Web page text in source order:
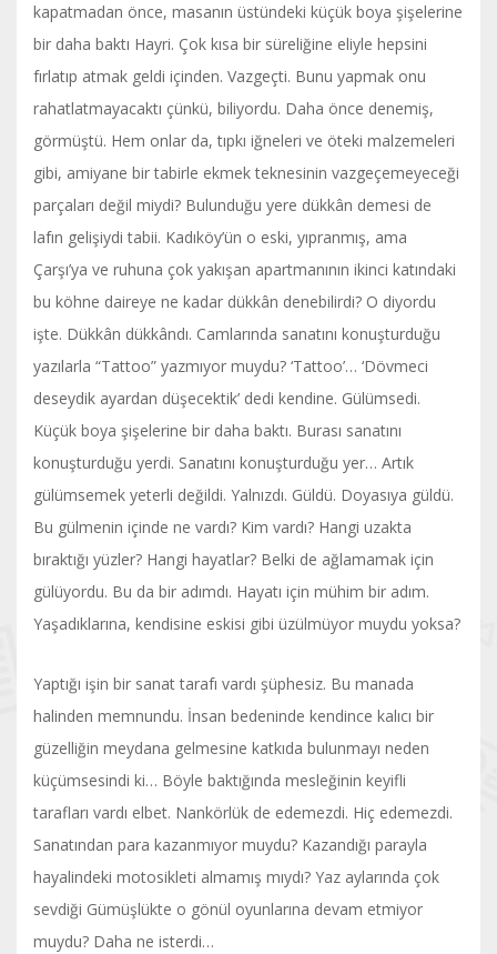
kapatmadan önce, masanın üstündeki küçük boya şişelerine
bir daha baktı Hayri. Çok kısa bir süreliğine eliyle hepsini
fırlatıp atmak geldi içinden. Vazgeçti. Bunu yapmak onu
rahatlatmayacaktı çünkü, biliyordu. Daha önce denemiş,
görmüştü. Hem onlar da, tıpkı iğneleri ve öteki malzemeleri
gibi, amiyane bir tabirle ekmek teknesinin vazgeçemeyeceği
parçaları değil miydi? Bulunduğu yere dükkân demesi de
lafın gelişiydi tabii. Kadıköy’ün o eski, yıpranmış, ama
Çarşı’ya ve ruhuna çok yakışan apartmanının ikinci katındaki
bu köhne daireye ne kadar dükkân denebilirdi? O diyordu
işte. Dükkân dükkândı. Camlarında sanatını konuşturduğu
yazılarla “Tattoo” yazmıyor muydu? ‘Tattoo’… ‘Dövmeci
deseydik ayardan düşecektik’ dedi kendine. Gülümsedi.
Küçük boya şişelerine bir daha baktı. Burası sanatını
konuşturduğu yerdi. Sanatını konuşturduğu yer… Artık
gülümsemek yeterli değildi. Yalnızdı. Güldü. Doyasıya güldü.
Bu gülmenin içinde ne vardı? Kim vardı? Hangi uzakta
bıraktığı yüzler? Hangi hayatlar? Belki de ağlamamak için
gülüyordu. Bu da bir adımdı. Hayatı için mühim bir adım.
Yaşadıklarına, kendisine eskisi gibi üzülmüyor muydu yoksa?
Yaptığı işin bir sanat tarafı vardı şüphesiz. Bu manada
halinden memnundu. İnsan bedeninde kendince kalıcı bir
güzelliğin meydana gelmesine katkıda bulunmayı neden
küçümsesindi ki… Böyle baktığında mesleğinin keyifli
tarafları vardı elbet. Nankörlük de edemezdi. Hiç edemezdi.
Sanatından para kazanmıyor muydu? Kazandığı parayla
hayalindeki motosikleti almamış mıydı? Yaz aylarında çok
sevdiği Gümüşlükte o gönül oyunlarına devam etmiyor
muydu? Daha ne isterdi…